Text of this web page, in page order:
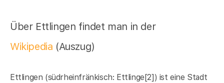
Über Ettlingen findet man in der
Wikipedia (Auszug)
Ettlingen (südrheinfränkisch: Ettlinge[2]) ist eine Stadt